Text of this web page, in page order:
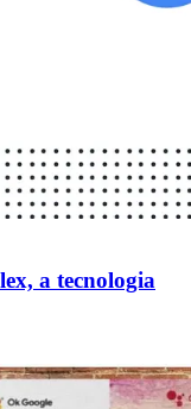
a tecnologia